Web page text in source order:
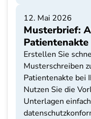
12. Mai 2026
Musterbrief:
Patientenakte
Erstellen Sie
Musterschreiben
Patientenakte bei
Nutzen Sie die
Unterlagen